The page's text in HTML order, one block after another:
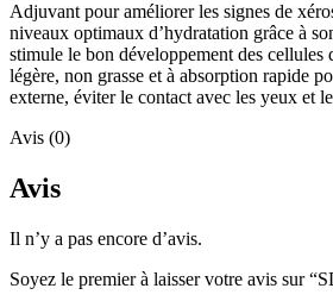
Adjuvant pour améliorer les signes de
niveaux optimaux d’hydratation grâce à
stimule le bon développement des
légère, non grasse et à absorption rapide
externe, éviter le contact avec les yeux et
Avis (0)
Avis
Il n’y a pas encore d’avis.
Soyez le premier à laisser votre avis sur